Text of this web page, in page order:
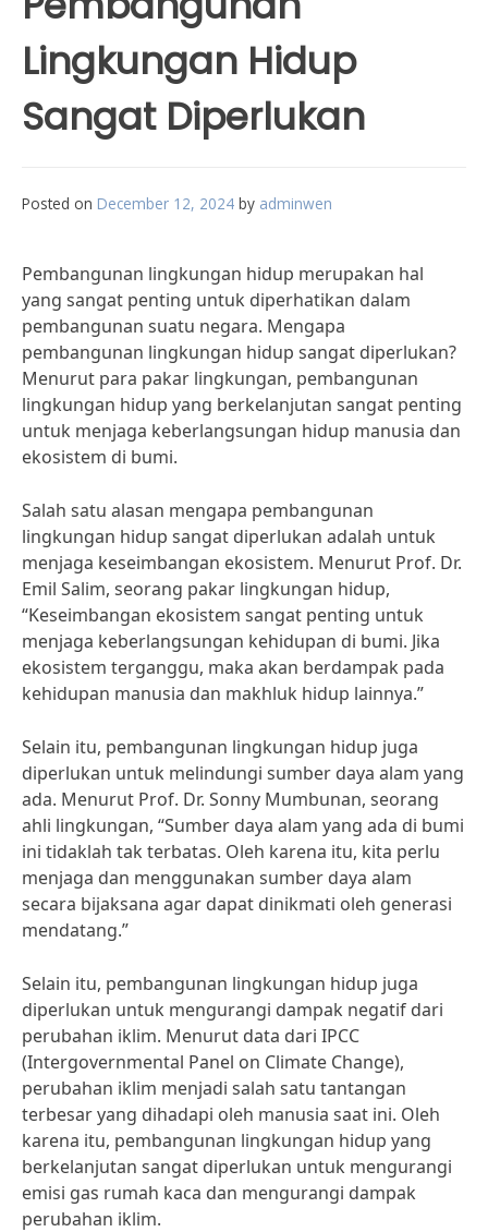
Lingkungan Hidup
Sangat Diperlukan
Posted on December 12, 2024 by adminwen
Pembangunan lingkungan hidup merupakan hal
yang sangat penting untuk diperhatikan dalam
pembangunan suatu negara. Mengapa
pembangunan lingkungan hidup sangat diperlukan?
Menurut para pakar lingkungan, pembangunan
lingkungan hidup yang berkelanjutan sangat penting
untuk menjaga keberlangsungan hidup manusia dan
ekosistem di bumi.
Salah satu alasan mengapa pembangunan
lingkungan hidup sangat diperlukan adalah untuk
menjaga keseimbangan ekosistem. Menurut Prof. Dr.
Emil Salim, seorang pakar lingkungan hidup,
“Keseimbangan ekosistem sangat penting untuk
menjaga keberlangsungan kehidupan di bumi. Jika
ekosistem terganggu, maka akan berdampak pada
kehidupan manusia dan makhluk hidup lainnya.”
Selain itu, pembangunan lingkungan hidup juga
diperlukan untuk melindungi sumber daya alam yang
ada. Menurut Prof. Dr. Sonny Mumbunan, seorang
ahli lingkungan, “Sumber daya alam yang ada di bumi
ini tidaklah tak terbatas. Oleh karena itu, kita perlu
menjaga dan menggunakan sumber daya alam
secara bijaksana agar dapat dinikmati oleh generasi
mendatang.”
Selain itu, pembangunan lingkungan hidup juga
diperlukan untuk mengurangi dampak negatif dari
perubahan iklim. Menurut data dari IPCC
(Intergovernmental Panel on Climate Change),
perubahan iklim menjadi salah satu tantangan
terbesar yang dihadapi oleh manusia saat ini. Oleh
karena itu, pembangunan lingkungan hidup yang
berkelanjutan sangat diperlukan untuk mengurangi
emisi gas rumah kaca dan mengurangi dampak
perubahan iklim.